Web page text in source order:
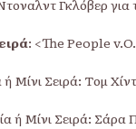
Γκλόβερ
: <The People
ή Μίνι Σειρά: Τομ
ή Μίνι Σειρά: